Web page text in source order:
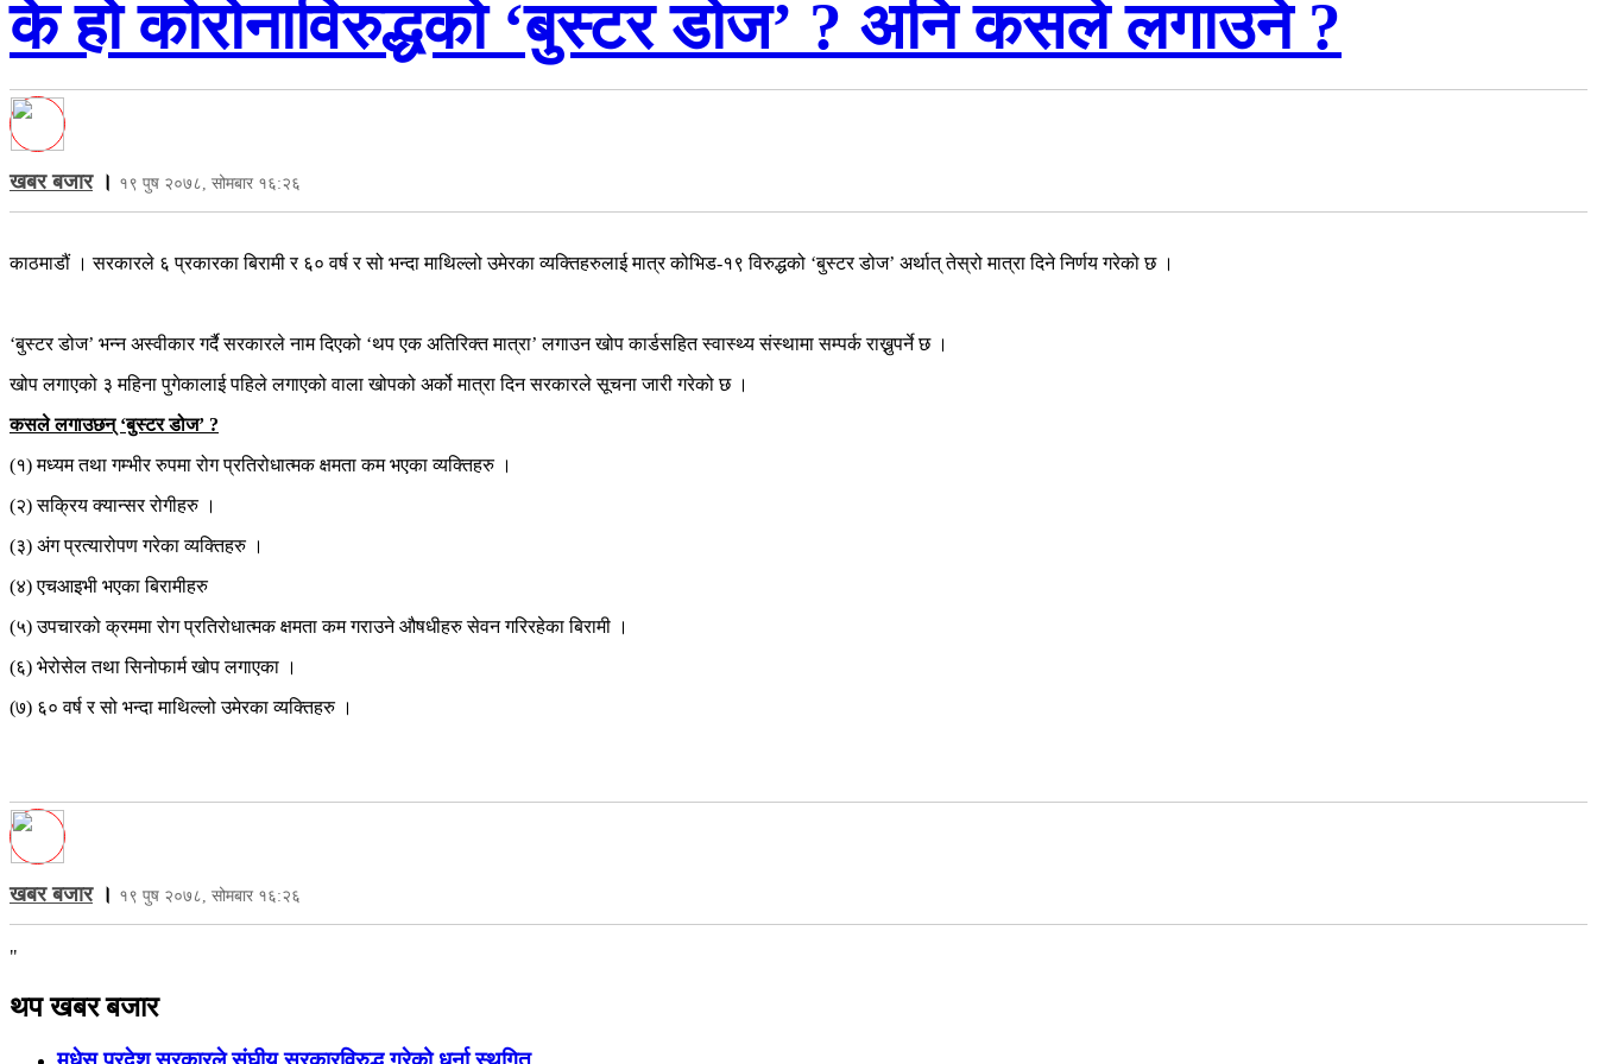
के हो कोरोनाविरुद्धको ‘बुस्टर डोज’ ? अनि कसले लगाउने ?
खबर बजार। १९ पुष २०७८, सोमबार १६:२६
काठमाडौं । सरकारले ६ प्रकारका बिरामी र ६० वर्ष र सो भन्दा माथिल्लो उमेरका व्यक्तिहरुलाई मात्र कोभिड-१९ विरुद्धको ‘बुस्टर डोज’ अर्थात् तेस्रो मात्रा दिने निर्णय गरेको छ ।
‘बुस्टर डोज’ भन्न अस्वीकार गर्दै सरकारले नाम दिएको ‘थप एक अतिरिक्त मात्रा’ लगाउन खोप कार्डसहित स्वास्थ्य संस्थामा सम्पर्क राख्नुपर्ने छ ।
खोप लगाएको ३ महिना पुगेकालाई पहिले लगाएको वाला खोपको अर्को मात्रा दिन सरकारले सूचना जारी गरेको छ ।
कसले लगाउछन् ‘बुस्टर डोज’ ?
(१) मध्यम तथा गम्भीर रुपमा रोग प्रतिरोधात्मक क्षमता कम भएका व्यक्तिहरु ।
(२) सक्रिय क्यान्सर रोगीहरु ।
(३) अंग प्रत्यारोपण गरेका व्यक्तिहरु ।
(४) एचआइभी भएका बिरामीहरु
(५) उपचारको क्रममा रोग प्रतिरोधात्मक क्षमता कम गराउने औषधीहरु सेवन गरिरहेका बिरामी ।
(६) भेरोसेल तथा सिनोफार्म खोप लगाएका ।
(७) ६० वर्ष र सो भन्दा माथिल्लो उमेरका व्यक्तिहरु ।
खबर बजार। १९ पुष २०७८, सोमबार १६:२६
"
थप खबर बजार